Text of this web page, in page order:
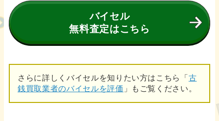
バイセル
無料査定はこちら
さらに詳しくバイセルを知りたい方はこちら「古
銭買取業者のバイセルを評価 」もご覧ください。